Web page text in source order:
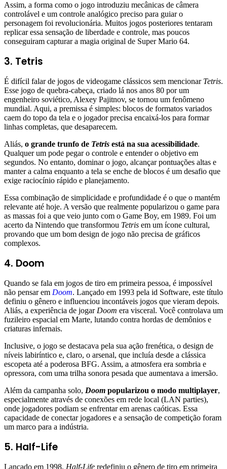
Assim, a forma como o jogo introduziu mecânicas de câmera
controlável e um controle analógico preciso para guiar o
personagem foi revolucionária. Muitos jogos posteriores tentaram
replicar essa sensação de liberdade e controle, mas poucos
conseguiram capturar a magia original de Super Mario 64.
3. Tetris
É difícil falar de jogos de videogame clássicos sem mencionar Tetris.
Esse jogo de quebra-cabeça, criado lá nos anos 80 por um
engenheiro soviético, Alexey Pajitnov, se tornou um fenômeno
mundial. Aqui, a premissa é simples: blocos de formatos variados
caem do topo da tela e o jogador precisa encaixá-los para formar
linhas completas, que desaparecem.
Aliás, o grande trunfo de Tetris está na sua acessibilidade.
Qualquer um pode pegar o controle e entender o objetivo em
segundos. No entanto, dominar o jogo, alcançar pontuações altas e
manter a calma enquanto a tela se enche de blocos é um desafio que
exige raciocínio rápido e planejamento.
Essa combinação de simplicidade e profundidade é o que o mantém
relevante até hoje. A versão que realmente popularizou o game para
as massas foi a que veio junto com o Game Boy, em 1989. Foi um
acerto da Nintendo que transformou Tetris em um ícone cultural,
provando que um bom design de jogo não precisa de gráficos
complexos.
4. Doom
Quando se fala em jogos de tiro em primeira pessoa, é impossível
não pensar em Doom. Lançado em 1993 pela id Software, este título
definiu o gênero e influenciou incontáveis jogos que vieram depois.
Aliás, a experiência de jogar Doom era visceral. Você controlava um
fuzileiro espacial em Marte, lutando contra hordas de demônios e
criaturas infernais.
Inclusive, o jogo se destacava pela sua ação frenética, o design de
níveis labiríntico e, claro, o arsenal, que incluía desde a clássica
escopeta até a poderosa BFG. Assim, a atmosfera era sombria e
opressora, com uma trilha sonora pesada que aumentava a imersão.
Além da campanha solo, Doom popularizou o modo multiplayer,
especialmente através de conexões em rede local (LAN parties),
onde jogadores podiam se enfrentar em arenas caóticas. Essa
capacidade de conectar jogadores e a sensação de competição foram
um marco para a indústria.
5. Half-Life
Lançado em 1998, Half-Life redefiniu o gênero de tiro em primeira